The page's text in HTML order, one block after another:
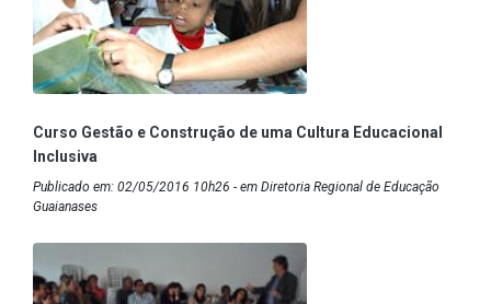
Curso Gestão e Construção de uma Cultura Educacional
Inclusiva
Publicado em: 02/05/2016 10h26 - em Diretoria Regional de Educação
Guaianases